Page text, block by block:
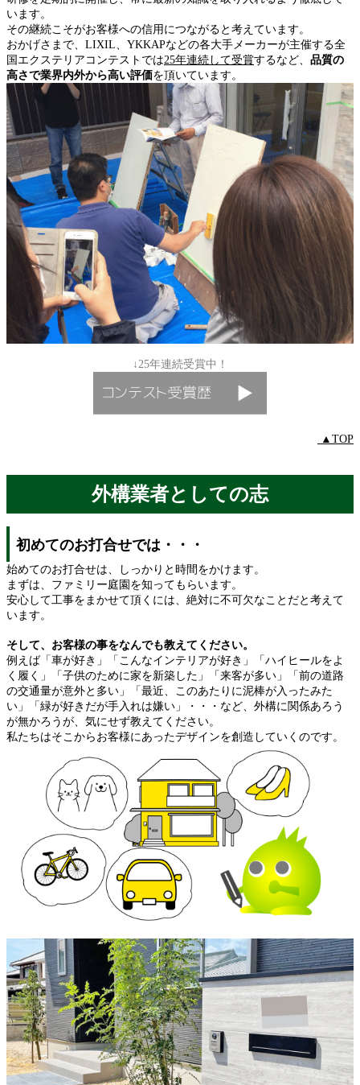
います。
その継続こそがお客様への信用につながると考えています。
おかげさまで、LIXIL、YKKAPなどの各大手メーカーが主催する全
国エクステリアコンテストでは25年連続して受賞するなど、 品質の
高さで業界内外から高い評価を頂いています。
↓25年連続受賞中！
▲TOP
外構業者としての志
初めてのお打合せでは・・・
始めてのお打合せは、しっかりと時間をかけます。
まずは、ファミリー庭園を知ってもらいます。
安心して工事をまかせて頂くには、絶対に不可欠なことだと考えて
います。
そして、お客様の事をなんでも教えてください。
例えば「車が好き」「こんなインテリアが好き」「ハイヒールをよ
く履く」「子供のために家を新築した」「来客が多い」「前の道路
の交通量が意外と多い」「最近、このあたりに泥棒が入ったみた
い」「緑が好きだが手入れは嫌い」・・・など、外構に関係あろう
が無かろうが、気にせず教えてください。
私たちはそこからお客様にあったデザインを創造していくのです。